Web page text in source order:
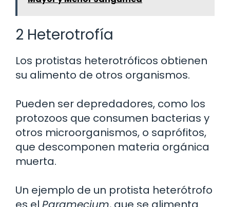
2 Heterotrofía
Los protistas heterotróficos obtienen
su alimento de otros organismos.
Pueden ser depredadores, como los
protozoos que consumen bacterias y
otros microorganismos, o saprófitos,
que descomponen materia orgánica
muerta.
Un ejemplo de un protista heterótrofo